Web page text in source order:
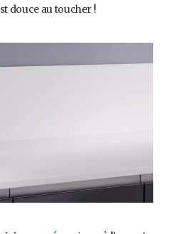
douce au toucher !